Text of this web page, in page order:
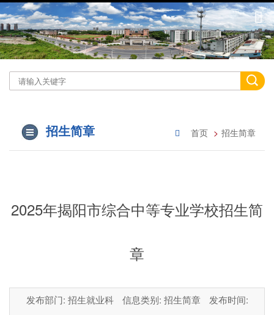
招生简章 首页 招生简章
2025年揭阳市综合中等专业学校招生简
章
发布部门: 招生就业科 信息类别: 招生简章
发布时间: